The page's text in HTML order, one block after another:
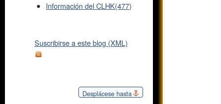
Información del CLHK(477)
Suscribirse a este blog (XML)
Desplácese hasta